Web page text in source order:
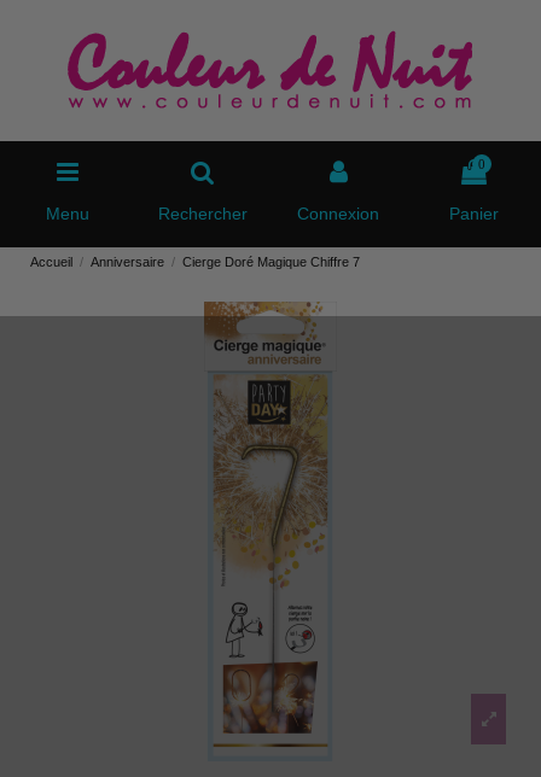
Menu Rechercher Connexion
0
Panier
Accueil Anniversaire Cierge Doré Magique Chiffre 7